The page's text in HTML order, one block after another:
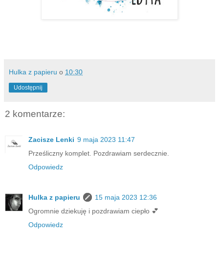
Hulka z papieru o 10:30
Udostępnij
2 komentarze:
Zacisze Lenki 9 maja 2023 11:47
Prześliczny komplet. Pozdrawiam serdecznie.
Odpowiedz
Hulka z papieru
15 maja 2023 12:36
Ogromnie dziekuję i pozdrawiam ciepło 💕
Odpowiedz